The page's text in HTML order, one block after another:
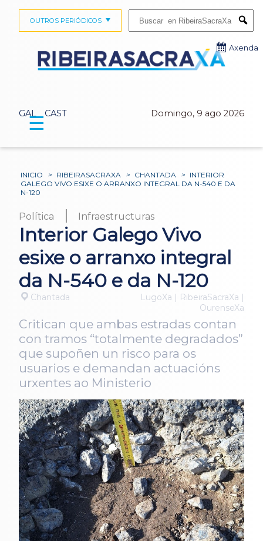
GAL CAST Domingo, 9 ago 2026
OUTROS PERIÓDICOS
Axenda
☰
INICIO > RIBEIRASACRAXA > CHANTADA > INTERIOR
GALEGO VIVO ESIXE O ARRANXO INTEGRAL DA N-540 E DA
N-120
Política | Infraestructuras
Interior Galego Vivo
esixe o arranxo integral
da N-540 e da N-120
Chantada
LugoXa | RibeiraSacraXa |
OurenseXa
Critican que ambas estradas contan
con tramos “totalmente degradados”
que supoñen un risco para os
usuarios e demandan actuacións
urxentes ao Ministerio